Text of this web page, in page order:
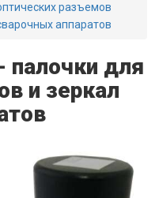
разъемов
аппаратов
палочки для
и зеркал